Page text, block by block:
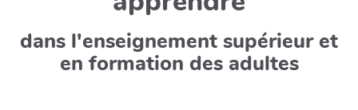
dans l'enseignement supérieur et
en formation des adultes